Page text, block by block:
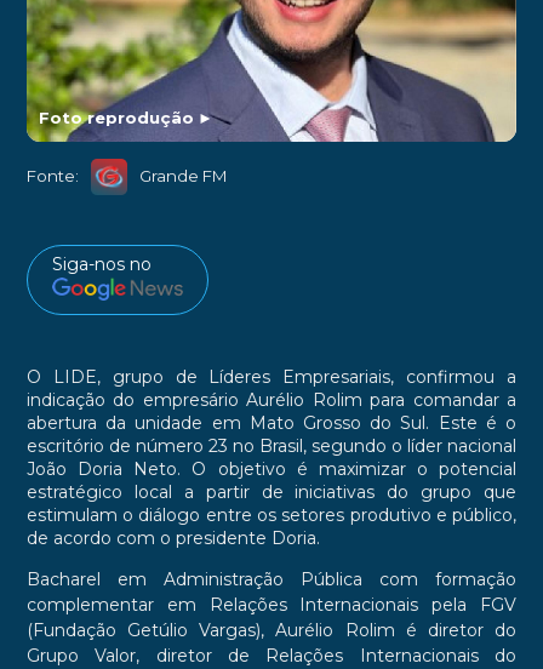
Foto reprodução ►
Fonte: Grande FM
Siga-nos no
O LIDE, grupo de Líderes Empresariais, confirmou a
indicação do empresário Aurélio Rolim para comandar a
abertura da unidade em Mato Grosso do Sul. Este é o
escritório de número 23 no Brasil, segundo o líder nacional
João Doria Neto. O objetivo é maximizar o potencial
estratégico local a partir de iniciativas do grupo que
estimulam o diálogo entre os setores produtivo e público,
de acordo com o presidente Doria.
Bacharel em Administração Pública com formação
complementar em Relações Internacionais pela FGV
(Fundação Getúlio Vargas), Aurélio Rolim é diretor do
Grupo Valor, diretor de Relações Internacionais do